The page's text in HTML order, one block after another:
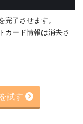
了させます。
カード情報は消去さ
試す